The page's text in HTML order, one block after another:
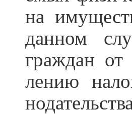
на
данном
граждан
лению